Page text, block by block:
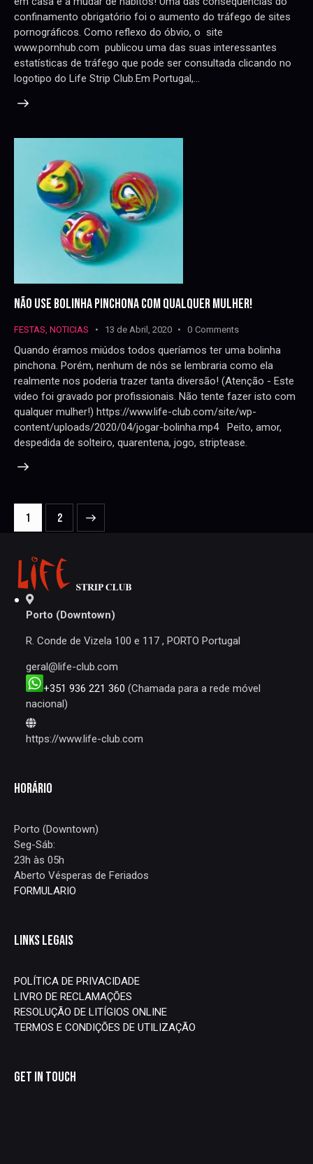
confinamento obrigatório foi o aumento do tráfego de sites
pornográficos. Como reflexo do óbvio, o site
www.pornhub.com publicou uma das suas interessantes
estatísticas de tráfego que pode ser consultada clicando no
logotipo do Life Strip Club.Em Portugal,…
NÃO USE BOLINHA PINCHONA COM QUALQUER MULHER!
FESTAS NOTICIAS 13 de Abril, 2020 0 Comments
Quando éramos miúdos todos queríamos ter uma bolinha
pinchona. Porém, nenhum de nós se lembraria como ela
realmente nos poderia trazer tanta diversão! (Atenção - Este
video foi gravado por profissionais. Não tente fazer isto com
qualquer mulher!) https://www.life-club.com/site/wp-
content/uploads/2020/04/jogar-bolinha.mp4 Peito, amor,
despedida de solteiro, quarentena, jogo, striptease.
NAVEGAÇÃO
DE
Page
1 Page
2
Porto (Downtown)
R. Conde de Vizela 100 e 117 , PORTO Portugal
geral@life-club.com
+351 936 221 360(Chamada para a rede móvel
nacional)
https://www.life-club.com
HORÁRIO
Porto (Downtown)
Seg-Sáb:
23h às 05h
Aberto Vésperas de Feriados
FORMULARIO
LINKS LEGAIS
POLÍTICA DE PRIVACIDADE
LIVRO DE RECLAMAÇÕES
RESOLUÇÃO DE LITÍGIOS ONLINE
TERMOS E CONDIÇÕES DE UTILIZAÇÃO
GET IN TOUCH